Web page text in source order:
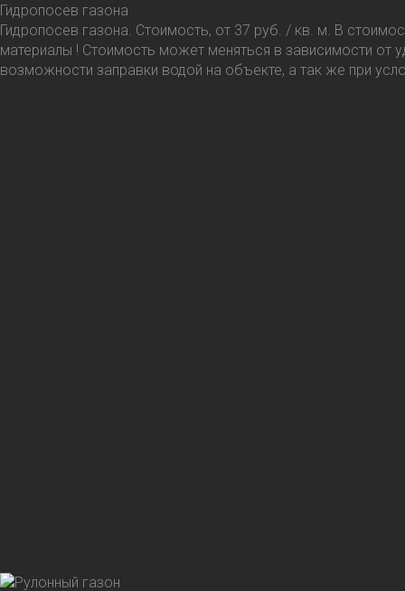
Гидропосев газона
Гидропосев газона. Стоимость, от 37 руб. / кв. м. В
материалы ! Стоимость может меняться в зависимости от
возможности заправки водой на объекте, а так же при